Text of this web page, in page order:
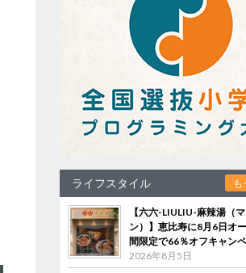
ライフスタイル も
【六六-LIULIU-麻辣湯（
ン）】恵比寿に8月6日オ
間限定で66％オフキャン
2026年8月5日